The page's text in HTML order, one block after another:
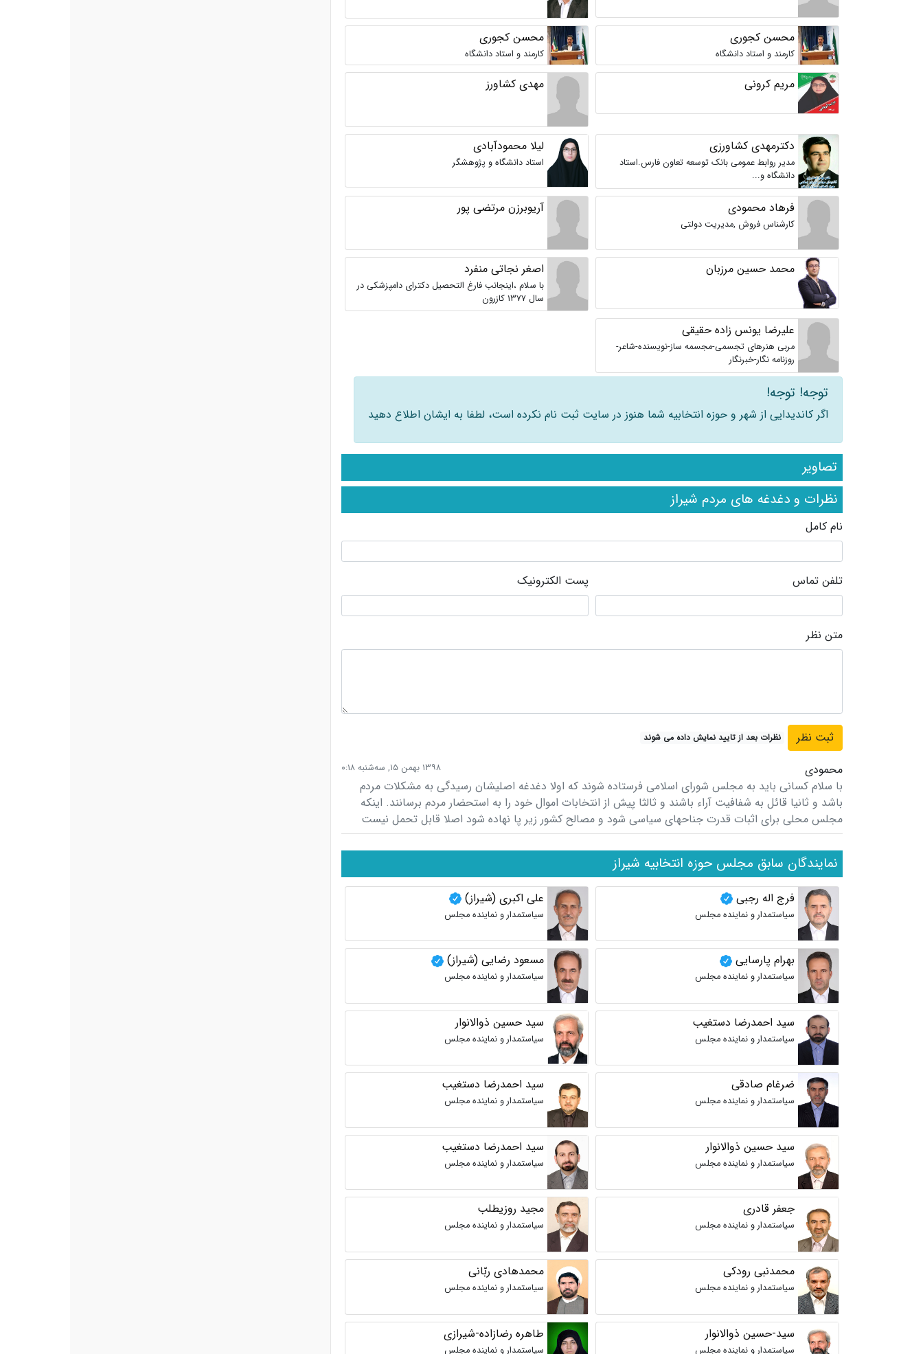
محسن کجوری
کارمند و استاد دانشگاه
محسن کجوری
کارمند و استاد دانشگاه
مریم کرونی مهدی کشاورز
دکترمهدی کشاورزی
مدیر روابط عمومی بانک توسعه تعاون فارس.استاد
دانشگاه و...
لیلا محمودآبادی
استاد دانشگاه و پژوهشگر
فرهاد محمودی
کارشناس فروش ,مدیریت دولتی
آریوبرزن مرتضی پور
محمد حسین مرزبان اصغر نجاتی منفرد
با سلام ،اینجانب فارغ التحصیل دکترای دامپزشکی در
سال ۱۳۷۷ کازرون
علیرضا یونس زاده حقیقی
مربی هنرهای تجسمی-مجسمه ساز-نویسنده-شاعر-
روزنامه نگار-خبرنگار
توجه! توجه!
اگر کاندیدایی از شهر و حوزه انتخابیه شما هنوز در سایت ثبت نام نکرده است، لطفا به ایشان اطلاع دهید
تصاویر
نظرات و دغدغه های مردم شیراز
نام کامل
تلفن تماس پست الکترونیک
متن نظر
نظرات بعد از تایید نمایش داده می شوند
محمودی ۱۳۹۸ بهمن ۱۵, سه‌شنبه ۰:۱۸
با سلام کسانی باید به مجلس شورای اسلامی فرستاده شوند که اولا دغدغه اصلیشان رسیدگی به مشکلات مردم
باشد و ثانیا قائل به شفافیت آراء باشند و ثالثا پیش از انتخابات اموال خود را به استحضار مردم برسانند. اینکه
مجلس محلی برای اثبات قدرت جناحهای سیاسی شود و مصالح کشور زیر پا نهاده شود اصلا قابل تحمل نیست
نمایندگان سابق مجلس حوزه انتخابیه شیراز
فرج اله رجبی
سیاستمدار و نماینده مجلس
علی اکبری (شیراز)
سیاستمدار و نماینده مجلس
بهرام پارسایی
سیاستمدار و نماینده مجلس
مسعود رضایی (شیراز)
سیاستمدار و نماینده مجلس
سید احمدرضا دستغیب
سیاستمدار و نماینده مجلس
سید حسین ذوالانوار
سیاستمدار و نماینده مجلس
ضرغام صادقی
سیاستمدار و نماینده مجلس
سید احمدرضا دستغیب
سیاستمدار و نماینده مجلس
سید حسین ذوالانوار
سیاستمدار و نماینده مجلس
سید احمدرضا دستغیب
سیاستمدار و نماینده مجلس
جعفر قادری
سیاستمدار و نماینده مجلس
مجید روزیطلب
سیاستمدار و نماینده مجلس
محمدنبی رودکی
سیاستمدار و نماینده مجلس
محمدهادی ربّانی
سیاستمدار و نماینده مجلس
سید-حسین ذوالانوار
سیاستمدار و نماینده مجلس
طاهره رضازاده-شیرازی
سیاستمدار و نماینده مجلس